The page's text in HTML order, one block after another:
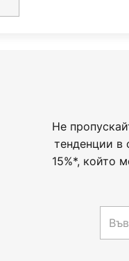
Не
тенденции в
15%*, който